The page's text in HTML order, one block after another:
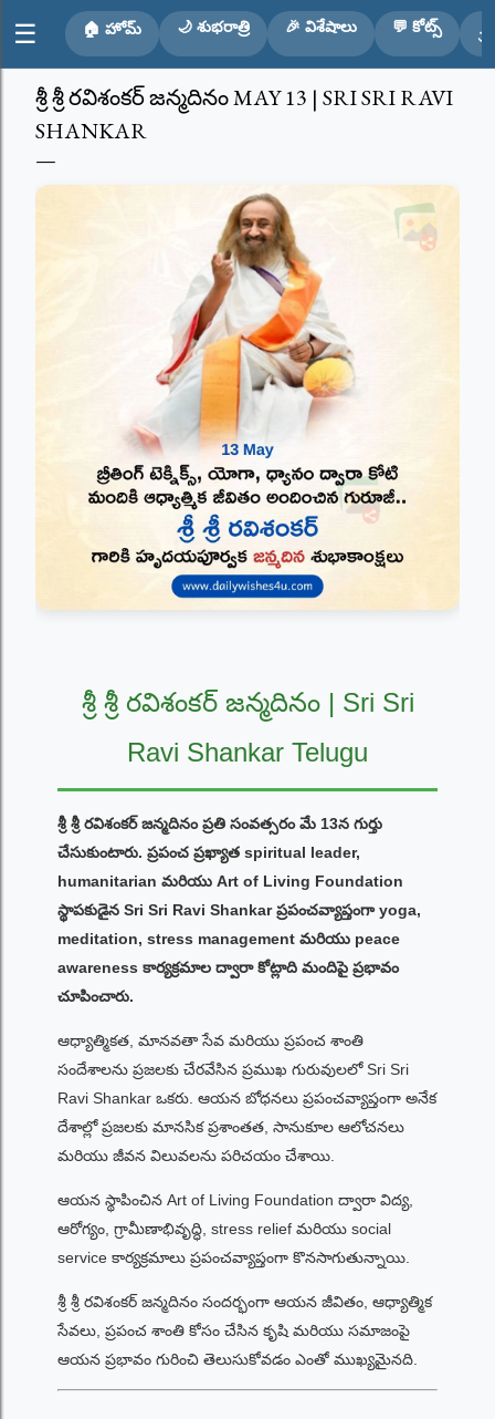
Skip to main content
☰ 🏠 హోమ్ 🌙 శుభరాత్రి 🎉 విశేషాలు 💬 కోట్స్ 🕉️
శ్రీ శ్రీ రవిశంకర్ జన్మదినం MAY 13 | SRI SRI RAVI
SHANKAR
శ్రీ శ్రీ రవిశంకర్ జన్మదినం | Sri Sri
Ravi Shankar Telugu
శ్రీ శ్రీ రవిశంకర్ జన్మదినం ప్రతి సంవత్సరం మే 13న గుర్తు
చేసుకుంటారు. ప్రపంచ ప్రఖ్యాత spiritual leader,
humanitarian మరియు Art of Living Foundation
స్థాపకుడైన Sri Sri Ravi Shankar ప్రపంచవ్యాప్తంగా yoga,
meditation, stress management మరియు peace
awareness కార్యక్రమాల ద్వారా కోట్లాది మందిపై ప్రభావం
చూపించారు.
ఆధ్యాత్మికత, మానవతా సేవ మరియు ప్రపంచ శాంతి
సందేశాలను ప్రజలకు చేరవేసిన ప్రముఖ గురువులలో Sri Sri
Ravi Shankar ఒకరు. ఆయన బోధనలు ప్రపంచవ్యాప్తంగా అనేక
దేశాల్లో ప్రజలకు మానసిక ప్రశాంతత, సానుకూల ఆలోచనలు
మరియు జీవన విలువలను పరిచయం చేశాయి.
ఆయన స్థాపించిన Art of Living Foundation ద్వారా విద్య,
ఆరోగ్యం, గ్రామీణాభివృద్ధి, stress relief మరియు social
service కార్యక్రమాలు ప్రపంచవ్యాప్తంగా కొనసాగుతున్నాయి.
శ్రీ శ్రీ రవిశంకర్ జన్మదినం సందర్భంగా ఆయన జీవితం, ఆధ్యాత్మిక
సేవలు, ప్రపంచ శాంతి కోసం చేసిన కృషి మరియు సమాజంపై
ఆయన ప్రభావం గురించి తెలుసుకోవడం ఎంతో ముఖ్యమైనది.